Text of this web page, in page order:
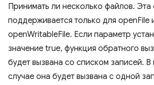
Принимать ли несколько файлов. Эта
поддерживается только для openFile
openWritableFile. Если параметр
значение true, функция обратного
будет вызвана со списком записей. В
случае она будет вызвана с одной